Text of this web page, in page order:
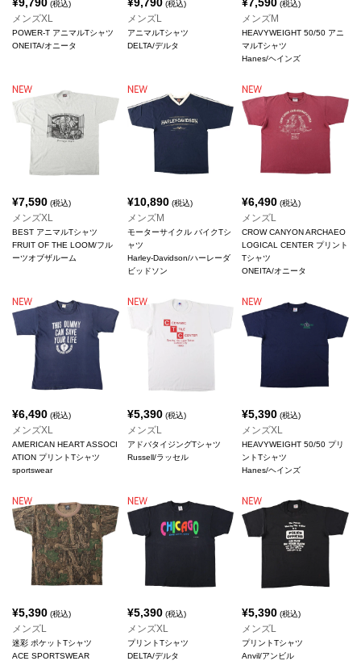
¥9,790 (税込)
メンズXL
POWER-T アニマルTシャツ
ONEITA/オニータ
¥9,790(税込)
メンズL
アニマルTシャツ
DELTA/デルタ
¥7,590 (税込)
メンズM
HEAVYWEIGHT 50/50 アニ
マルTシャツ
Hanes/ヘインズ
¥7,590 (税込)
メンズXL
BEST アニマルTシャツ
FRUIT OF THE LOOM/フル
ーツオブザルーム
¥10,890(税込)
メンズM
モーターサイクル バイクTシ
ャツ
Harley-Davidson/ハーレーダ
ビッドソン
¥6,490 (税込)
メンズL
CROW CANYON ARCHAEO
LOGICAL CENTER プリント
Tシャツ
ONEITA/オニータ
¥6,490 (税込)
メンズXL
AMERICAN HEART ASSOCI
ATION プリントTシャツ
sportswear
¥5,390(税込)
メンズL
アドバタイジングTシャツ
Russell/ラッセル
¥5,390 (税込)
メンズXL
HEAVYWEIGHT 50/50 プリ
ントTシャツ
Hanes/ヘインズ
¥5,390 (税込)
メンズL
迷彩 ポケットTシャツ
ACE SPORTSWEAR
¥5,390(税込)
メンズXL
プリントTシャツ
DELTA/デルタ
¥5,390 (税込)
メンズL
プリントTシャツ
Anvil/アンビル